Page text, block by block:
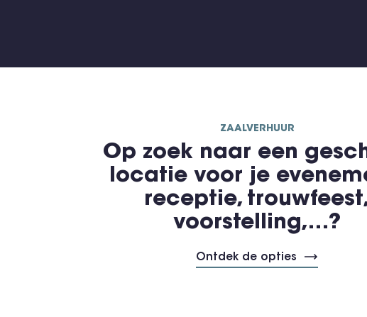
ZAALVERHUUR
Op zoek naar een
locatie voor je
receptie,
voorstelling,…?
Ontdek de opties